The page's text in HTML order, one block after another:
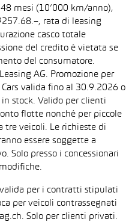
mesi (10’000 km/anno),
rata di leasing
casco totale
del credito è vietata se
del consumatore.
AG. Promozione per
Cars valida fino al 30.9.2026 o
stock. Valido per clienti
flotte nonché per piccole
tre veicoli. Le richieste di
essere soggette a
Solo presso i concessionari
per i contratti stipulati
per veicoli contrassegnati
Solo per clienti privati.